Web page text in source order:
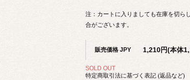
注：カートに入りましても在庫を切ら
合がございます。
販売価格 JPY
SOLD OUT
特定商取引法に基づく表記 (返品など)